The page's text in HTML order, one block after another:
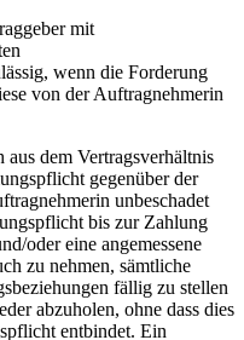
mit
wenn die Forderung
von der Auftragnehmerin
dem Vertragsverhältnis
gegenüber der
unbeschadet
bis zur Zahlung
oder eine angemessene
zu nehmen, sämtliche
fällig zu stellen
abzuholen, ohne dass dies
entbindet. Ein